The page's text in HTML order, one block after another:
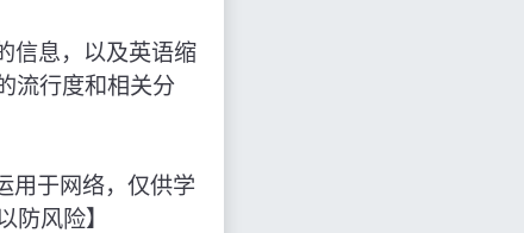
信息，以及英语缩
流行度和相关分
用于网络，仅供学
防风险】